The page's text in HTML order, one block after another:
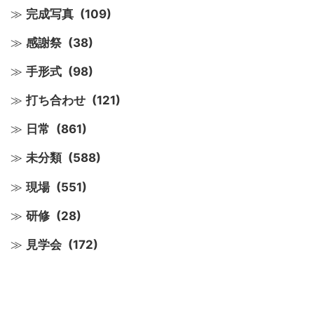
完成写真 (109)
感謝祭 (38)
手形式 (98)
打ち合わせ (121)
日常 (861)
未分類 (588)
現場 (551)
研修 (28)
見学会 (172)